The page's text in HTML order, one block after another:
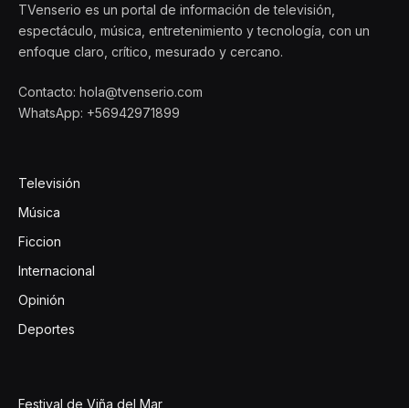
TVenserio es un portal de información de televisión,
espectáculo, música, entretenimiento y tecnología, con un
enfoque claro, crítico, mesurado y cercano.
Contacto: hola@tvenserio.com
WhatsApp: +56942971899
Televisión
Música
Ficcion
Internacional
Opinión
Deportes
Festival de Viña del Mar